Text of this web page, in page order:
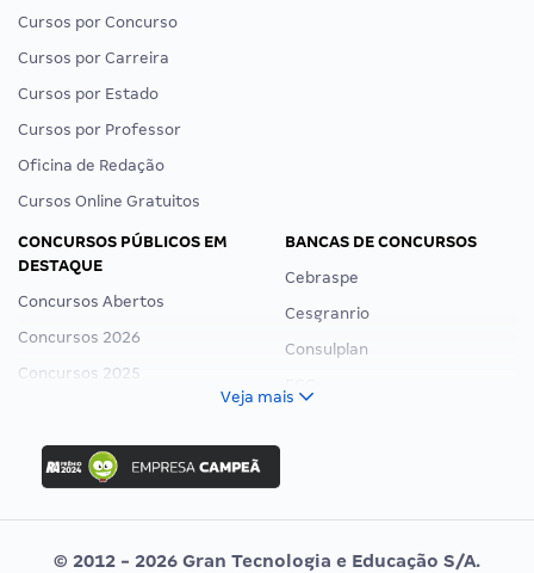
Cursos por Concurso
Cursos por Carreira
Cursos por Estado
Cursos por Professor
Oficina de Redação
Cursos Online Gratuitos
CONCURSOS PÚBLICOS EM
DESTAQUE
Concursos Abertos
Concursos 2026
Concursos 2025
Concurso Ibama
Concurso MPU
Editais publicados
BANCAS DE CONCURSOS
Cebraspe
Cesgranrio
Consulplan
Vunesp
Veja mais
© 2012 - 2026 Gran Tecnologia e Educação S/A.